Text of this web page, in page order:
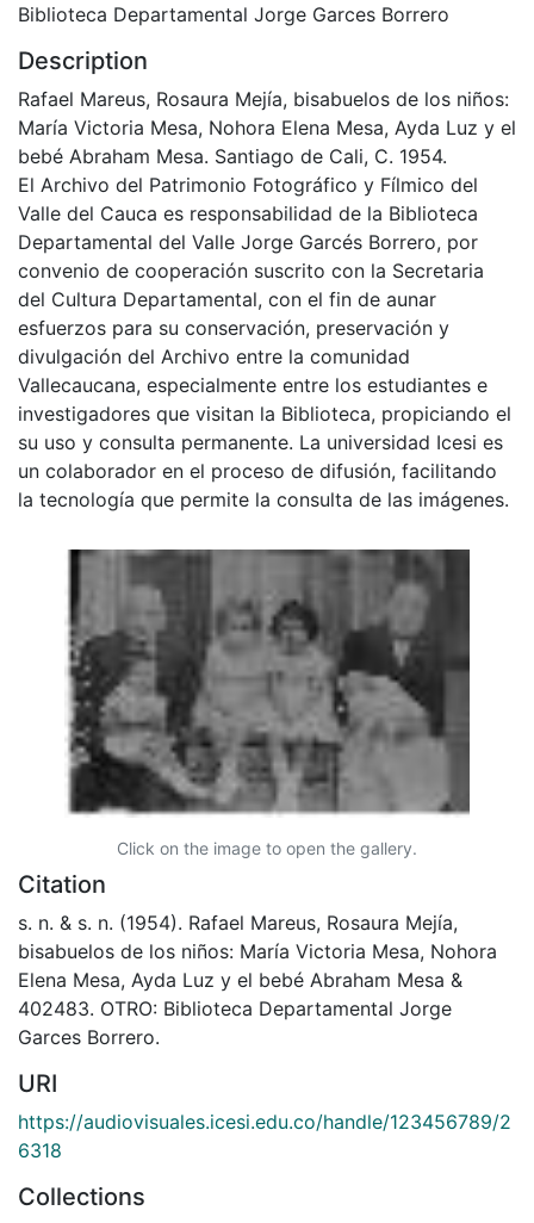
Biblioteca Departamental Jorge Garces Borrero
Description
Rafael Mareus, Rosaura Mejía, bisabuelos de los niños:
María Victoria Mesa, Nohora Elena Mesa, Ayda Luz y el
bebé Abraham Mesa. Santiago de Cali, C. 1954.
El Archivo del Patrimonio Fotográfico y Fílmico del
Valle del Cauca es responsabilidad de la Biblioteca
Departamental del Valle Jorge Garcés Borrero, por
convenio de cooperación suscrito con la Secretaria
del Cultura Departamental, con el fin de aunar
esfuerzos para su conservación, preservación y
divulgación del Archivo entre la comunidad
Vallecaucana, especialmente entre los estudiantes e
investigadores que visitan la Biblioteca, propiciando el
su uso y consulta permanente. La universidad Icesi es
un colaborador en el proceso de difusión, facilitando
la tecnología que permite la consulta de las imágenes.
Click on the image to open the gallery.
Citation
s. n. & s. n. (1954). Rafael Mareus, Rosaura Mejía,
bisabuelos de los niños: María Victoria Mesa, Nohora
Elena Mesa, Ayda Luz y el bebé Abraham Mesa &
402483. OTRO: Biblioteca Departamental Jorge
Garces Borrero.
URI
https://audiovisuales.icesi.edu.co/handle/123456789/2
6318
Collections